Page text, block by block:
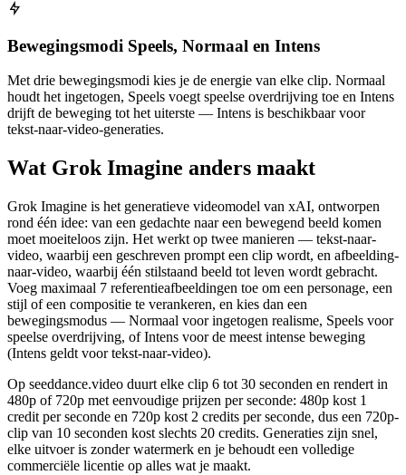
Bewegingsmodi Speels, Normaal en Intens
Met drie bewegingsmodi kies je de energie van elke clip. Normaal
houdt het ingetogen, Speels voegt speelse overdrijving toe en Intens
drijft de beweging tot het uiterste — Intens is beschikbaar voor
tekst-naar-video-generaties.
Wat Grok Imagine anders maakt
Grok Imagine is het generatieve videomodel van xAI, ontworpen
rond één idee: van een gedachte naar een bewegend beeld komen
moet moeiteloos zijn. Het werkt op twee manieren — tekst-naar-
video, waarbij een geschreven prompt een clip wordt, en afbeelding-
naar-video, waarbij één stilstaand beeld tot leven wordt gebracht.
Voeg maximaal 7 referentieafbeeldingen toe om een personage, een
stijl of een compositie te verankeren, en kies dan een
bewegingsmodus — Normaal voor ingetogen realisme, Speels voor
speelse overdrijving, of Intens voor de meest intense beweging
(Intens geldt voor tekst-naar-video).
Op seeddance.video duurt elke clip 6 tot 30 seconden en rendert in
480p of 720p met eenvoudige prijzen per seconde: 480p kost 1
credit per seconde en 720p kost 2 credits per seconde, dus een 720p-
clip van 10 seconden kost slechts 20 credits. Generaties zijn snel,
elke uitvoer is zonder watermerk en je behoudt een volledige
commerciële licentie op alles wat je maakt.